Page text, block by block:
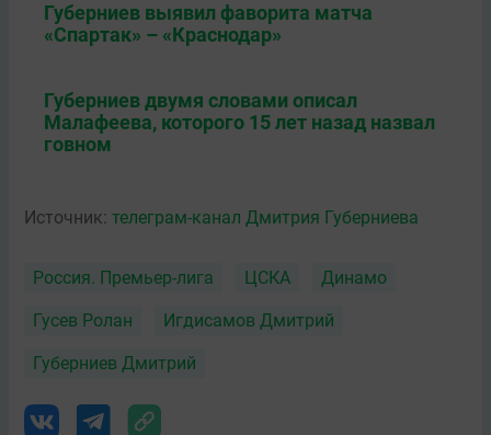
Губерниев выявил фаворита матча
«Спартак» – «Краснодар»
Губерниев двумя словами описал
Малафеева, которого 15 лет назад назвал
говном
Источник: телеграм-канал Дмитрия Губерниева
Россия. Премьер-лига ЦСКА Динамо
Гусев Ролан Игдисамов Дмитрий
Губерниев Дмитрий